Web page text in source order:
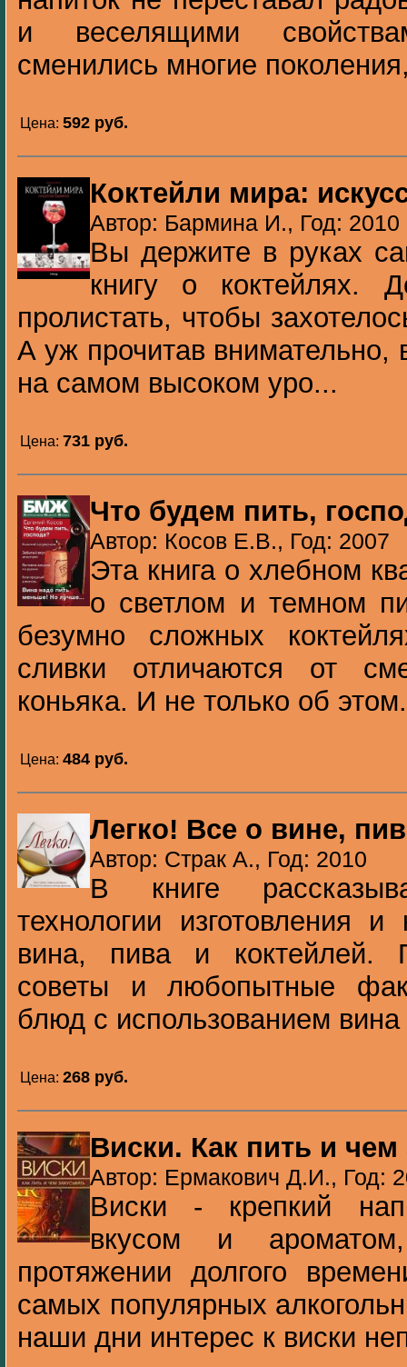
и веселящими
сменились многие
Цена: 592 pуб.
Коктейли мира:
Автор: Бармина И., Год: 2010
Вы держите в руках
книгу о коктейлях.
пролистать, чтобы
А уж прочитав внимательно,
на самом высоком уро...
Цена: 731 pуб.
Что будем пить,
Автор: Косов Е.В., Год: 2007
Эта книга о хлебном
о светлом и темном
безумно сложных
сливки отличаются от
коньяка. И не только об
Цена: 484 pуб.
Легко! Все о вине,
Автор: Страк А., Год: 2010
В книге
технологии изготовления и
вина, пива и коктейлей.
советы и любопытные
блюд с использованием
Цена: 268 pуб.
Виски. Как пить и чем
Автор: Ермакович Д.И., Год:
Виски - крепкий
вкусом и
протяжении долгого
самых популярных
наши дни интерес к виски